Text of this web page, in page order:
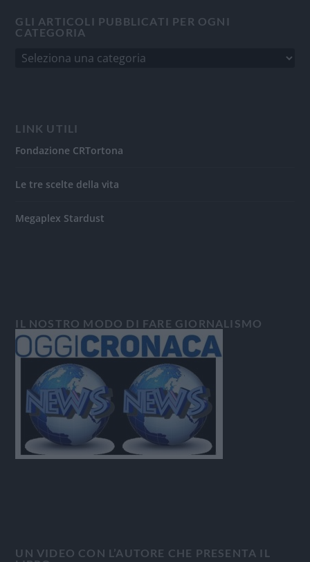
GLI ARTICOLI PUBBLICATI PER OGNI
CATEGORIA
LINK UTILI
Fondazione CRTortona
Le tre scelte della vita
Megaplex Stardust
IL NOSTRO MODO DI FARE GIORNALISMO
UN VIDEO CON L’AUTORE CHE PRESENTA IL